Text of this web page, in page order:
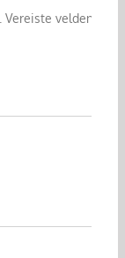
Vereiste velden